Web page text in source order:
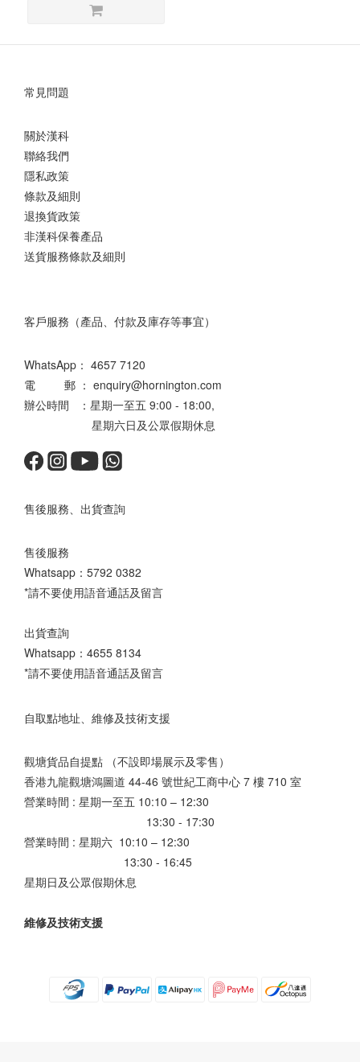
常見問題
關於漢科
聯絡我們
隱私政策
條款及細則
退換貨政策
非漢科保養產品
送貨服務條款及細則
客戶服務（產品、付款及庫存等事宜）
WhatsApp： 4657 7120
電 郵 ： enquiry@hornington.com
辦公時間 ：星期一至五 9:00 - 18:00,
星期六日及公眾假期休息
售後服務、出貨查詢
售後服務
Whatsapp： 5792 0382
*請不要使用語音通話及留言
出貨查詢
Whatsapp： 4655 8134
*請不要使用語音通話及留言
自取點地址、維修及技術支援
觀塘貨品自提點 （不設即場展示及零售）
香港九龍觀塘鴻圖道 44-46 號世紀工商中心 7 樓 710 室
營業時間 : 星期一至五 10:10 – 12:30
13:30 - 17:30
營業時間 : 星期六 10:10 – 12:30
13:30 - 16:45
星期日及公眾假期休息
維修及技術支援